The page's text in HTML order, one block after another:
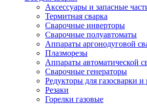
Аксессуары и запасные
Термитная сварка
Сварочные инверторы
Сварочные полуавтоматы
Аппараты аргонодуговой
Плазморезы
Аппараты автоматической
Сварочные генераторы
Редукторы для газосварки и
Резаки
Горелки газовые